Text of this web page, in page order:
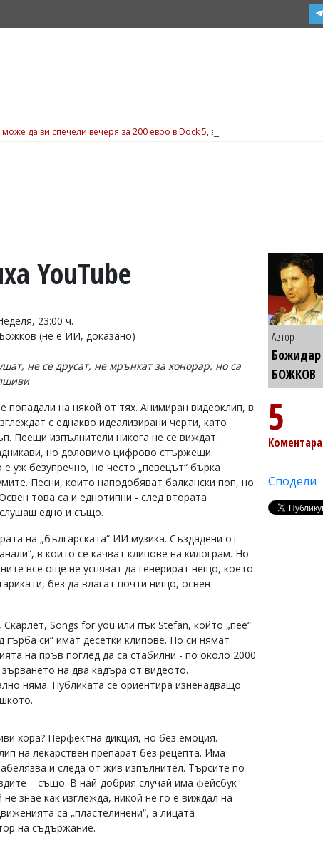
да ви спечели вечеря за 200 евро в Dock 5, вижте подробности
YouTube
23:00 ч.
(не е ИИ, доказано)
не се друсат, не мрънкат за хонорар, но са
попадали на някой от тях. Анимиран видеоклип, в
с еднакво идеализирани черти, като
Пеещи изпълнители никога не се виждат.
но доловимо цифрово стържещи.
уж безупречно, но често „певецът“ бърка
Песни, които наподобяват балкански поп, но
това са и еднотипни - след втората
едно и също.
на „българската“ ИИ музика. Създадени от
в които се качват клипове на килограм. Но
все още не успяват да генерират нещо, което
без да влагат почти нищо, освен
Songs for you или пък Stefan, който „пее“
гърба си“ имат десетки клипове. Но си нямат
на пръв поглед да са стабилни - по около 2000
на два кадъра от видеото.
няма. Публиката се ориентира изненадващо
хора? Перфектна дикция, но без емоция.
на лекарствен препарат без рецепта. Има
и следа от жив изпълнител. Търсите по
– също. В най-добрия случай има фейсбук
знае как изглежда, никой не го е виждал на
са „пластелинени“, а лицата
на съдържание.
Автор
Божидар
БОЖКОВ
5
Коментара
Сподели